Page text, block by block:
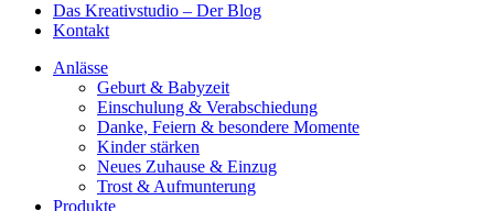
Das Kreativstudio – Der Blog
Kontakt
Anlässe
Geburt & Babyzeit
Einschulung & Verabschiedung
Danke, Feiern & besondere Momente
Kinder stärken
Neues Zuhause & Einzug
Trost & Aufmunterung
Produkte